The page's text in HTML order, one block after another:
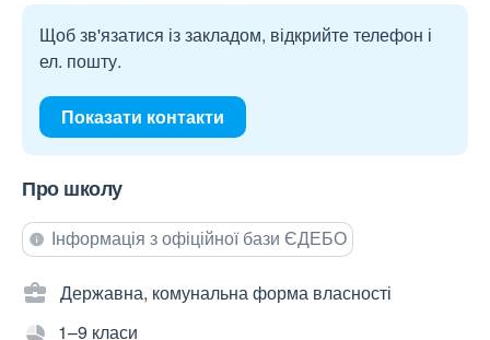
Щоб зв'язатися із закладом, відкрийте телефон і
ел. пошту.
Показати контакти
Про школу
Інформація з офіційної бази ЄДЕБО
Державна, комунальна форма власності
1–9 класи